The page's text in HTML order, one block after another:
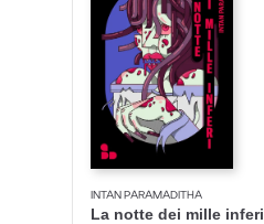
INTAN PARAMADITHA
La notte dei mille inferi